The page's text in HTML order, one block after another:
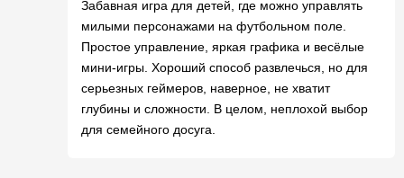
Забавная игра для детей, где можно управлять
милыми персонажами на футбольном поле.
Простое управление, яркая графика и весёлые
мини-игры. Хороший способ развлечься, но для
серьезных геймеров, наверное, не хватит
глубины и сложности. В целом, неплохой выбор
для семейного досуга.